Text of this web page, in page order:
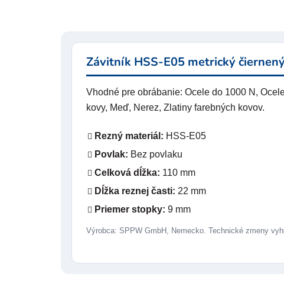
Závitník HSS-E05 metrický
Vhodné pre obrábanie: Ocele do 1000 N,
kovy, Meď, Nerez, Zlatiny farebných kovov.
Rezný materiál: HSS-E05
Povlak: Bez povlaku
Celková dĺžka: 110 mm
Dĺžka reznej časti: 22 mm
Priemer stopky: 9 mm
Výrobca: SPPW GmbH, Nemecko. Technické zmeny